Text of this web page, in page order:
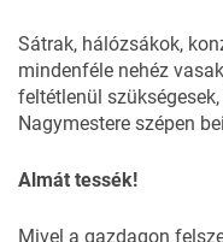
Sátrak, hálózsákok,
mindenféle nehéz
feltétlenül
Nagymestere szépen
Almát tessék!
Mivel a gazdagon